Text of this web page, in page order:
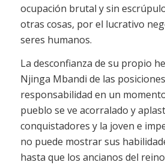
ocupación brutal y sin
otras cosas, por el lucrativo
seres humanos.
La desconfianza de su propio
Njinga Mbandi de las
responsabilidad en un
pueblo se ve acorralado y
conquistadores y la joven e
no puede mostrar sus
hasta que los ancianos del